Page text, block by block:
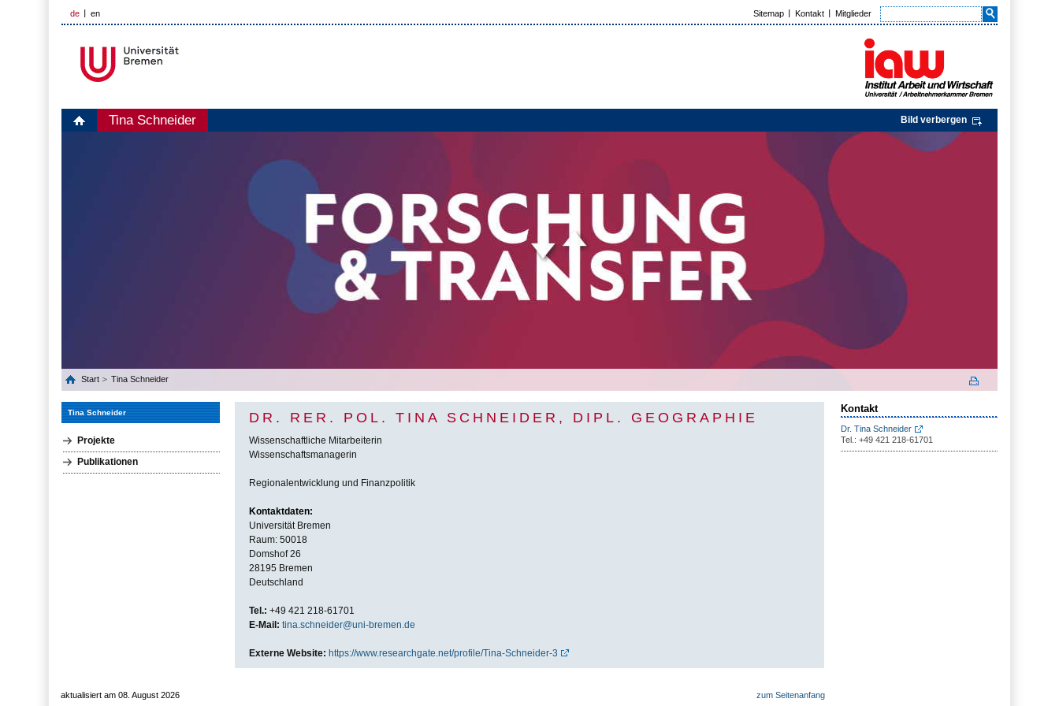
de en Sitemap Kontakt Mitglieder
Tina Schneider Bild verbergen
Start Tina Schneider
Tina Schneider
Projekte
Publikationen
DR. RER. POL. TINA SCHNEIDER, DIPL. GEOGRAPHIE
Wissenschaftliche Mitarbeiterin
Wissenschaftsmanagerin
Regionalentwicklung und Finanzpolitik
Kontaktdaten:
Universität Bremen
Raum: 50018
Domshof 26
28195 Bremen
Deutschland
Tel.: +49 421 218-61701
E-Mail: tina.schneider@uni-bremen.de
Externe Website: https://www.researchgate.net/profile/Tina-Schneider-3
Kontakt
Dr. Tina Schneider
Tel.: +49 421 218-61701
aktualisiert am 08. August 2026 zum Seitenanfang